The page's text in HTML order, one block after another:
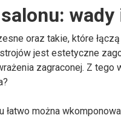
oraz takie, które
jest estetyczne
zagraconej. Z
łatwo można